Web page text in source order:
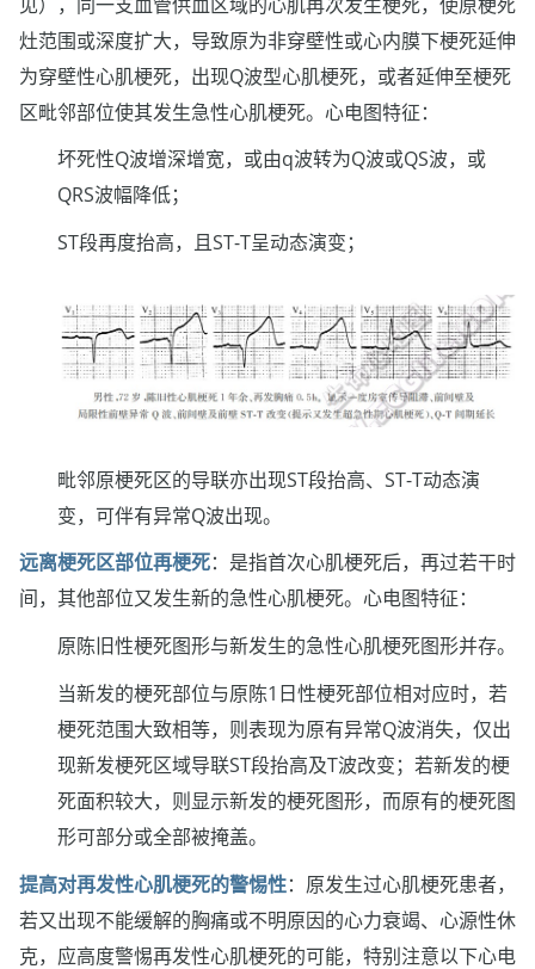
灶范围或深度扩大，导致原为非穿壁性或心内膜下梗死延伸
为穿壁性心肌梗死，出现Q波型心肌梗死，或者延伸至梗死
区毗邻部位使其发生急性心肌梗死。心电图特征：
坏死性Q波增深增宽，或由q波转为Q波或QS波，或
QRS波幅降低；
ST段再度抬高，且ST-T呈动态演变；
毗邻原梗死区的导联亦出现ST段抬高、ST-T动态演
变，可伴有异常Q波出现。
远离梗死区部位再梗死：是指首次心肌梗死后，再过若干时
间，其他部位又发生新的急性心肌梗死。心电图特征：
原陈旧性梗死图形与新发生的急性心肌梗死图形并存。
当新发的梗死部位与原陈1日性梗死部位相对应时，若
梗死范围大致相等，则表现为原有异常Q波消失，仅出
现新发梗死区域导联ST段抬高及T波改变；若新发的梗
死面积较大，则显示新发的梗死图形，而原有的梗死图
形可部分或全部被掩盖。
提高对再发性心肌梗死的警惕性：原发生过心肌梗死患者，
若又出现不能缓解的胸痛或不明原因的心力衰竭、心源性休
克，应高度警惕再发性心肌梗死的可能，特别注意以下心电